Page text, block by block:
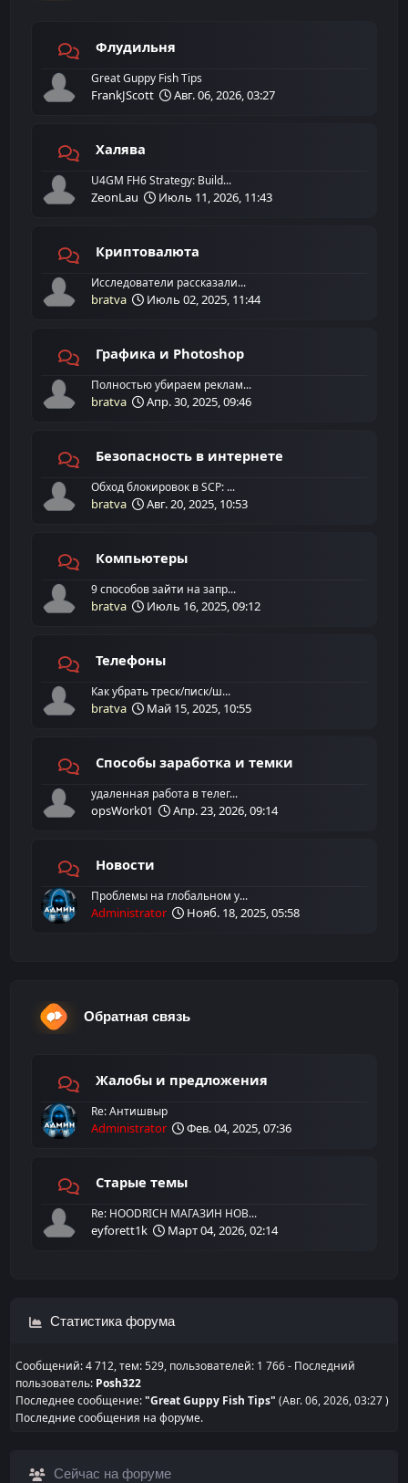
Флудильня
Great Guppy Fish Tips
FrankJScott Авг. 06, 2026, 03:27
Халява
U4GM FH6 Strategy: Build...
ZeonLau Июль 11, 2026, 11:43
Криптовалюта
Исследователи рассказали...
bratva Июль 02, 2025, 11:44
Графика и Photoshop
Полностью убираем реклам...
bratva Апр. 30, 2025, 09:46
Безопасность в интернете
Обход блокировок в SCP: ...
bratva Авг. 20, 2025, 10:53
Компьютеры
9 способов зайти на запр...
bratva Июль 16, 2025, 09:12
Телефоны
Как убрать треск/писк/ш...
bratva Май 15, 2025, 10:55
Способы заработка и темки
удаленная работа в телег...
opsWork01 Апр. 23, 2026, 09:14
Новости
Проблемы на глобальном у...
Administrator Нояб. 18, 2025, 05:58
Обратная связь
Жалобы и предложения
Re: Антишвыр
Administrator Фев. 04, 2025, 07:36
Старые темы
Re: HOODRICH МАГАЗИН НОВ...
eyforett1k Март 04, 2026, 02:14
Статистика форума
Сообщений: 4 712, тем: 529, пользователей: 1 766 - Последний
пользователь: Posh322
Последнее сообщение:"Great Guppy Fish Tips" (Авг. 06, 2026, 03:27 )
Последние сообщения на форуме.
Сейчас на форуме